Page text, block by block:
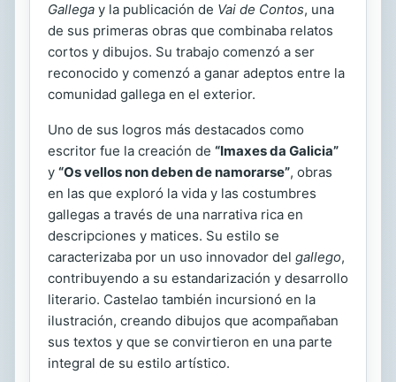
Gallega y la publicación de Vai de Contos, una
de sus primeras obras que combinaba relatos
cortos y dibujos. Su trabajo comenzó a ser
reconocido y comenzó a ganar adeptos entre la
comunidad gallega en el exterior.
Uno de sus logros más destacados como
escritor fue la creación de “Imaxes da Galicia”
y “Os vellos non deben de namorarse”, obras
en las que exploró la vida y las costumbres
gallegas a través de una narrativa rica en
descripciones y matices. Su estilo se
caracterizaba por un uso innovador del gallego,
contribuyendo a su estandarización y desarrollo
literario. Castelao también incursionó en la
ilustración, creando dibujos que acompañaban
sus textos y que se convirtieron en una parte
integral de su estilo artístico.